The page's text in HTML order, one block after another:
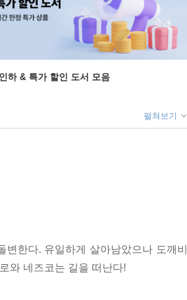
하 & 특가 할인 도서 모음
펼쳐보기
한다. 유일하게 살아남았으나 도깨비
와 네즈코는 길을 떠난다!